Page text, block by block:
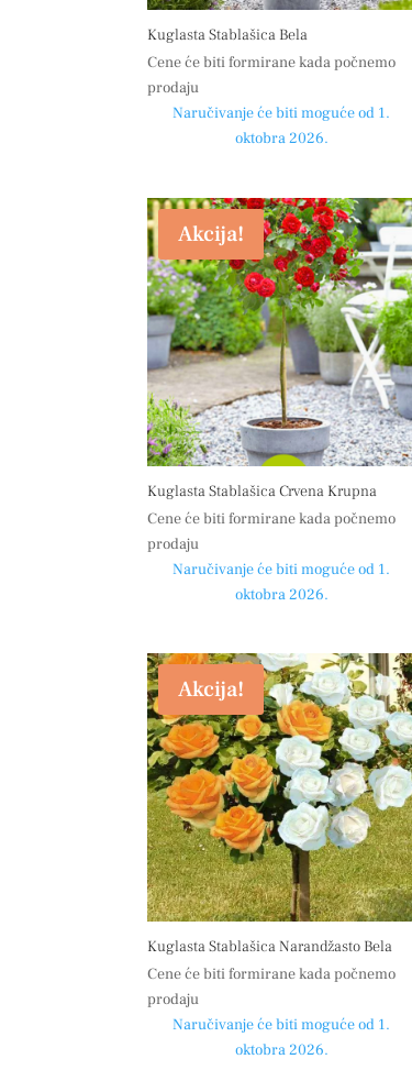
Kuglasta Stablašica Bela
Cene će biti formirane kada počnemo
prodaju
Naručivanje će biti moguće od 1.
oktobra 2026.
Akcija!
Kuglasta Stablašica Crvena Krupna
Cene će biti formirane kada počnemo
prodaju
Naručivanje će biti moguće od 1.
oktobra 2026.
Akcija!
Kuglasta Stablašica Narandžasto Bela
Cene će biti formirane kada počnemo
prodaju
Naručivanje će biti moguće od 1.
oktobra 2026.